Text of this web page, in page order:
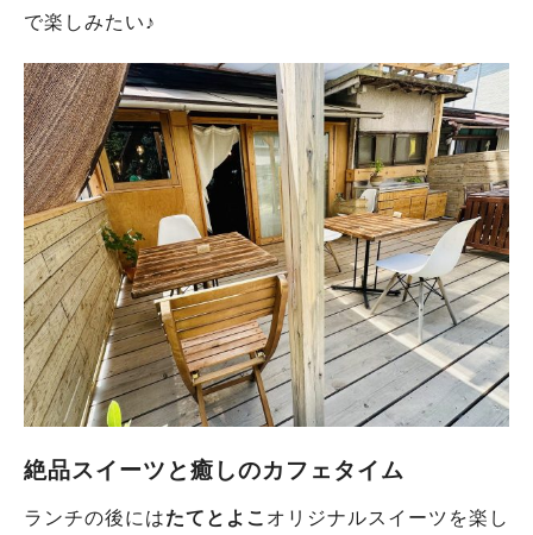
で楽しみたい♪
絶品スイーツと癒しのカフェタイム
ランチの後にはたてとよこ オリジナルスイーツを楽し